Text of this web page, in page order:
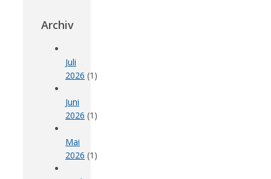
Archiv
Juli
2026 (1)
Juni
2026 (1)
Mai
2026 (1)